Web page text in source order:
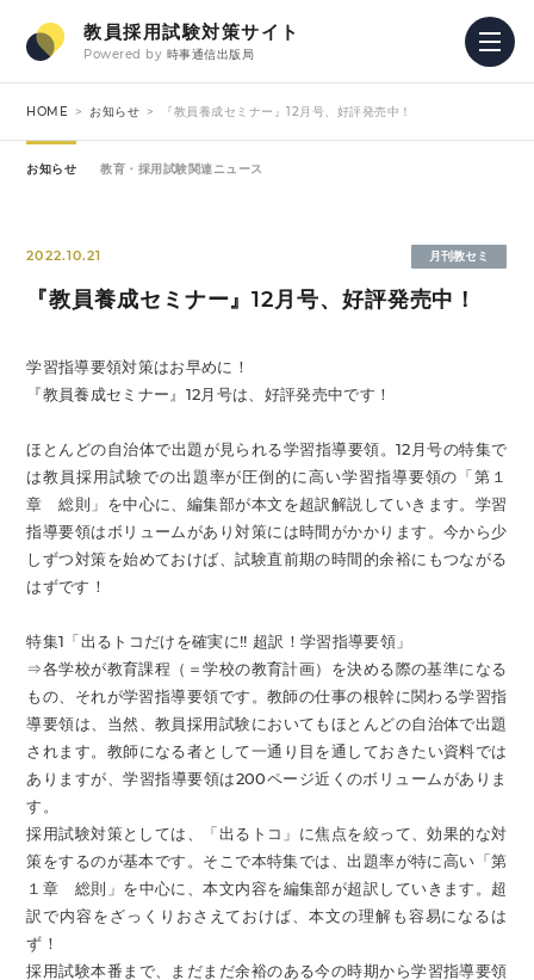
教員採用試験対策サイト
Powered by 時事通信出版局
HOME お知らせ 『教員養成セミナー』12月号、好評発売中！
お知らせ 教育・採用試験関連ニュース
2022.10.21 月刊教セミ
『教員養成セミナー』12月号、好評発売中！
学習指導要領対策はお早めに！
『教員養成セミナー』12月号は、好評発売中です！
ほとんどの自治体で出題が見られる学習指導要領。12月号の特集で
は教員採用試験での出題率が圧倒的に高い学習指導要領の「第１
章 総則」を中心に、編集部が本文を超訳解説していきます。学習
指導要領はボリュームがあり対策には時間がかかります。今から少
しずつ対策を始めておけば、試験直前期の時間的余裕にもつながる
はずです！
特集1「出るトコだけを確実に!! 超訳！学習指導要領」
⇒各学校が教育課程（＝学校の教育計画）を決める際の基準になる
もの、それが学習指導要領です。教師の仕事の根幹に関わる学習指
導要領は、当然、教員採用試験においてもほとんどの自治体で出題
されます。教師になる者として一通り目を通しておきたい資料では
ありますが、学習指導要領は200ページ近くのボリュームがありま
す。
採用試験対策としては、「出るトコ」に焦点を絞って、効果的な対
策をするのが基本です。そこで本特集では、出題率が特に高い「第
１章 総則」を中心に、本文内容を編集部が超訳していきます。超
訳で内容をざっくりおさえておけば、本文の理解も容易になるは
ず！
採用試験本番まで、まだまだ余裕のある今の時期から学習指導要領